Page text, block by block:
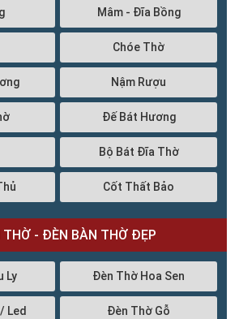
Mâm - Đĩa Bồng
Chóe Thờ
Nậm Rượu
Đế Bát Hương
Bộ Bát Đĩa Thờ
Cốt Thất Bảo
THỜ - ĐÈN BÀN THỜ ĐẸP
Ly Đèn Thờ Hoa Sen
Led Đèn Thờ Gỗ